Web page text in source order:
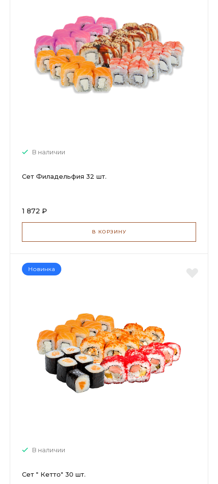
В наличии
Сет Филадельфия 32 шт.
1 872 ₽
В КОРЗИНУ
Новинка
В наличии
Сет " Кетто" 30 шт.